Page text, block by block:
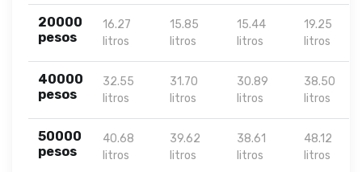
20000
pesos
16.27
litros
15.85
litros
15.44
litros
19.25
litros
40000
pesos
32.55
litros
31.70
litros
30.89
litros
38.50
litros
50000
pesos
40.68
litros
39.62
litros
38.61
litros
48.12
litros